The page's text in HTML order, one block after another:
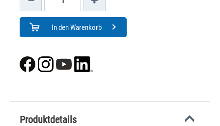
In den Warenkorb
Produktdetails